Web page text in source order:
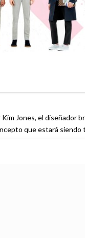
Jones, el
que estará siendo